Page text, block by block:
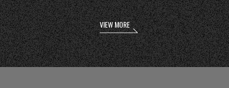
VIEW MORE